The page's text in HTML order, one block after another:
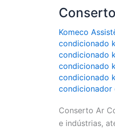
o
k
Komeco
condicionado
condicionado
condicionado
condicionado
condicionador
Conserto Ar
e indústrias,